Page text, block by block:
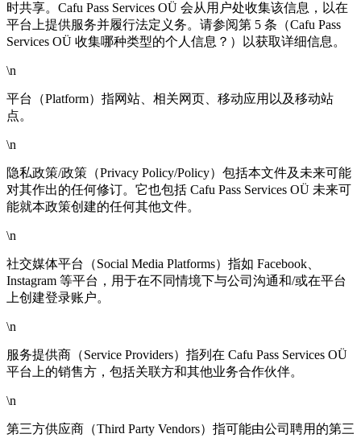
时共享。Cafu Pass Services OÜ 会从用户处收集该信息，以在
平台上提供服务并履行法定义务。请参阅第 5 条（Cafu Pass
Services OÜ 收集哪种类型的个人信息？）以获取详细信息。
\n
平台（Platform）指网站、相关网页、移动应用以及移动站
点。
\n
隐私政策/政策（Privacy Policy/Policy）包括本文件及未来可能
对其作出的任何修订。它也包括 Cafu Pass Services OÜ 未来可
能就本政策创建的任何其他文件。
\n
社交媒体平台（Social Media Platforms）指如 Facebook、
Instagram 等平台，用于在不同情境下与公司沟通和/或在平台
上创建登录账户。
\n
服务提供商（Service Providers）指列在 Cafu Pass Services OÜ
平台上的销售方，包括关联方和其他业务合作伙伴。
\n
第三方供应商（Third Party Vendors）指可能由公司聘用的第三